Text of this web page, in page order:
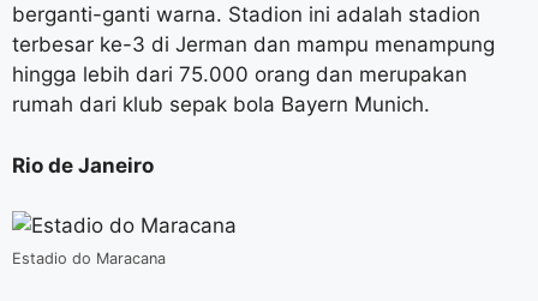
berganti-ganti warna. Stadion ini adalah stadion
terbesar ke-3 di Jerman dan mampu menampung
hingga lebih dari 75.000 orang dan merupakan
rumah dari klub sepak bola Bayern Munich.
Rio de Janeiro
Estadio do Maracana